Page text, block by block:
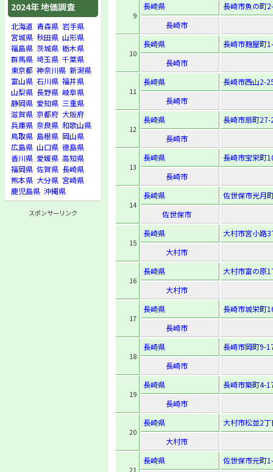
2024年 地価調査
北海道 青森県 岩手県
宮城県 秋田県 山形県
福島県 茨城県 栃木県
群馬県 埼玉県 千葉県
東京都 神奈川県 新潟県
富山県 石川県 福井県
山梨県 長野県 岐阜県
静岡県 愛知県 三重県
滋賀県 京都府 大阪府
兵庫県 奈良県 和歌山県
鳥取県 島根県 岡山県
広島県 山口県 徳島県
香川県 愛媛県 高知県
福岡県 佐賀県 長崎県
熊本県 大分県 宮崎県
鹿児島県 沖縄県
スポンサーリンク
9
長崎県
長崎市魚の町
長崎市
10
長崎県
長崎市麹屋町
長崎市
11
長崎県
長崎市西山2-
長崎市
12
長崎県
長崎市扇町27-
長崎市
13
長崎県
長崎市宝栄町
長崎市
14
長崎県
佐世保市光月
佐世保市
15
長崎県
大村市宮小路
大村市
16
長崎県
大村市富の原
大村市
17
長崎県
長崎市城栄町
長崎市
18
長崎県
長崎市岡町9-
長崎市
19
長崎県
長崎市築町4-
長崎市
20
長崎県
大村市松並2
大村市
21
長崎県
佐世保市元町